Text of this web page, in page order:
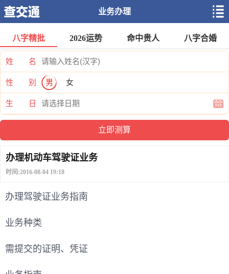
业务办理
八字精批 2026运势 命中贵人 八字合婚
姓 名
性 别 男 女
生 日
办理机动车驾驶证业务
时间:2016-08-04 19:18
办理驾驶证业务指南
业务种类
需提交的证明、凭证